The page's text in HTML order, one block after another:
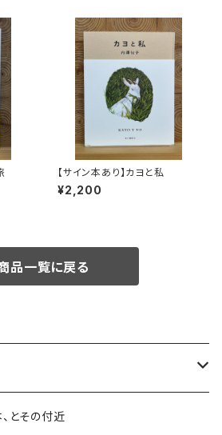
【サイン本あり】カヨと私
¥2,200
品一覧に戻る
とその付近